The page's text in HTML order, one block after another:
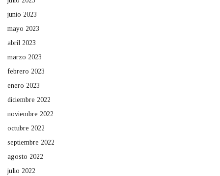
junio 2023
mayo 2023
abril 2023
marzo 2023
febrero 2023
enero 2023
diciembre 2022
noviembre 2022
octubre 2022
septiembre 2022
agosto 2022
julio 2022